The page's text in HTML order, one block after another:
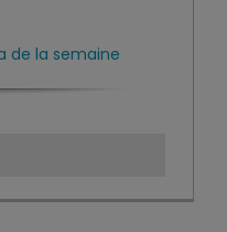
de la semaine